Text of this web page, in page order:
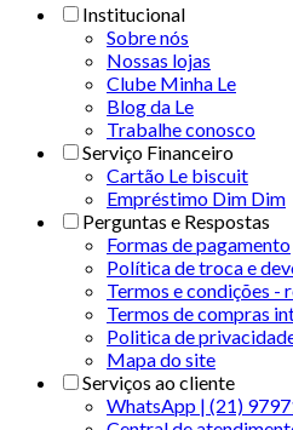
Institucional
Sobre nós
Nossas lojas
Clube Minha Le
Blog da Le
Trabalhe conosco
Serviço Financeiro
Cartão Le biscuit
Empréstimo Dim Dim
Perguntas e Respostas
Formas de pagamento
Política de troca e
Termos e condições -
Termos de compras
Politica de
Mapa do site
Serviços ao cliente
WhatsApp | (21)